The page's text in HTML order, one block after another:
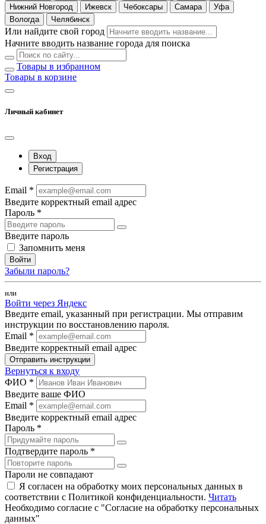
Нижний Новгород
Ижевск Чебоксары Самара
Уфа
Вологда
Челябинск
Или найдите свой город
Начните вводить название города для поиска
Товары в избранном
Товары в корзине
Личный кабинет
Вход
Регистрация
Email *
Введите корректный email адрес
Пароль *
Введите пароль
Запомнить меня
Войти
Забыли пароль?
или
Войти через Яндекс
Введите email, указанный при регистрации. Мы отправим
инструкции по восстановлению пароля.
Email *
Введите корректный email адрес
Отправить инструкции
Вернуться к входу
ФИО *
Введите ваше ФИО
Email *
Введите корректный email адрес
Пароль *
Подтвердите пароль *
Пароли не совпадают
Я согласен на обработку моих персональных данных в
соответствии с Политикой конфиденциальности. Читать
Необходимо согласие с "Согласие на обработку персональных
данных"